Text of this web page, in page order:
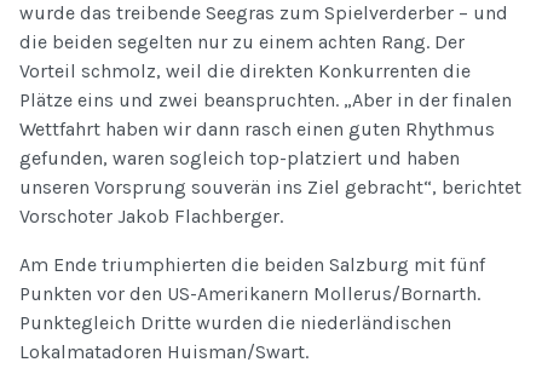
wurde das treibende Seegras zum Spielverderber – und
die beiden segelten nur zu einem achten Rang. Der
Vorteil schmolz, weil die direkten Konkurrenten die
Plätze eins und zwei beanspruchten. „Aber in der finalen
Wettfahrt haben wir dann rasch einen guten Rhythmus
gefunden, waren sogleich top-platziert und haben
unseren Vorsprung souverän ins Ziel gebracht“, berichtet
Vorschoter Jakob Flachberger.
Am Ende triumphierten die beiden Salzburg mit fünf
Punkten vor den US-Amerikanern Mollerus/Bornarth.
Punktegleich Dritte wurden die niederländischen
Lokalmatadoren Huisman/Swart.